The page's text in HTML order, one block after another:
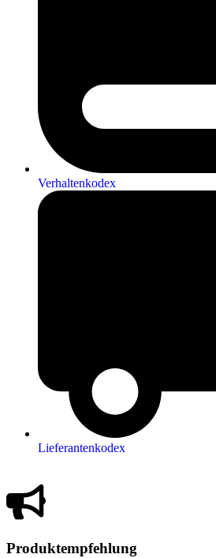
Verhaltenkodex
Lieferantenkodex
Produktempfehlung